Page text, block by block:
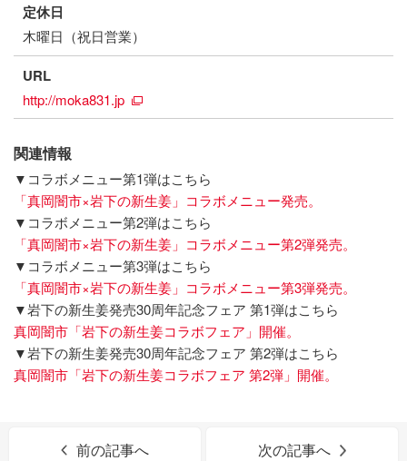
定休日
木曜日（祝日営業）
URL
http://moka831.jp
関連情報
▼コラボメニュー第1弾はこちら
「真岡闇市×岩下の新生姜」コラボメニュー発売。
▼コラボメニュー第2弾はこちら
「真岡闇市×岩下の新生姜」コラボメニュー第2弾発売。
▼コラボメニュー第3弾はこちら
「真岡闇市×岩下の新生姜」コラボメニュー第3弾発売。
▼岩下の新生姜発売30周年記念フェア 第1弾はこちら
真岡闇市「岩下の新生姜コラボフェア」開催。
▼岩下の新生姜発売30周年記念フェア 第2弾はこちら
真岡闇市「岩下の新生姜コラボフェア 第2弾」開催。
前の記事へ 次の記事へ